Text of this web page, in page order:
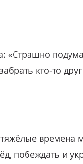
«Страшно
кто-то
времена
побеждать и